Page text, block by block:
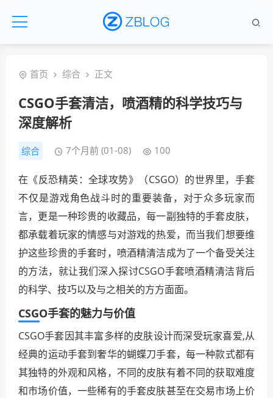
首页 综合 正文
CSGO手套清洁，喷酒精的科学技巧与
深度解析
综合 7个月前 (01-08) 100
在《反恐精英：全球攻势》（CSGO）的世界里，手套
不仅是游戏角色战斗时的重要装备，对于众多玩家而
言，更是一种珍贵的收藏品，每一副独特的手套皮肤，
都承载着玩家的情感与对游戏的热爱，而当我们想要维
护这些珍贵的手套时，喷酒精清洁成为了一个备受关注
的方法，就让我们深入探讨CSGO手套喷酒精清洁背后
的科学、技巧以及与之相关的方方面面。
CSGO手套的魅力与价值
CSGO手套因其丰富多样的皮肤设计而深受玩家喜爱,从
经典的运动手套到奢华的蝴蝶刀手套，每一种款式都有
其独特的外观和风格，不同的皮肤有着不同的获取难度
和市场价值，一些稀有的手套皮肤甚至在交易市场上价